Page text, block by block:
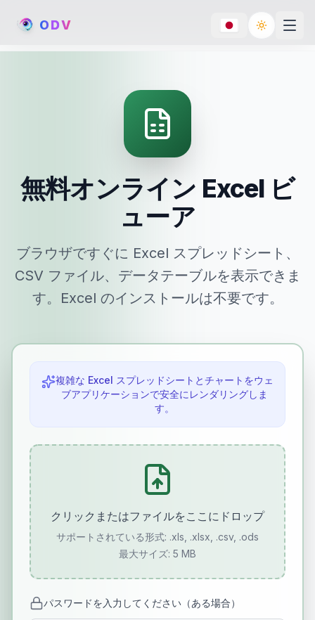
ODV Toggle
無料オンライン Excel ビ
ューア
ブラウザですぐに Excel スプレッドシート、
CSV ファイル、データテーブルを表示できま
す。Excel のインストールは不要です。
複雑な Excel スプレッドシートとチャートをウェ
ブアプリケーションで安全にレンダリングしま
す。
クリックまたはファイルをここにドロップ
サポートされている形式: .xls, .xlsx, .csv, .ods
最大サイズ: 5 MB
パスワードを入力してください（ある場合）